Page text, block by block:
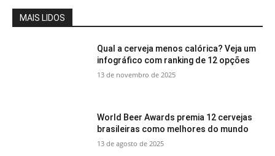
MAIS LIDOS
Qual a cerveja menos calórica? Veja um
infográfico com ranking de 12 opções
13 de novembro de 2025
World Beer Awards premia 12 cervejas
brasileiras como melhores do mundo
13 de agosto de 2025